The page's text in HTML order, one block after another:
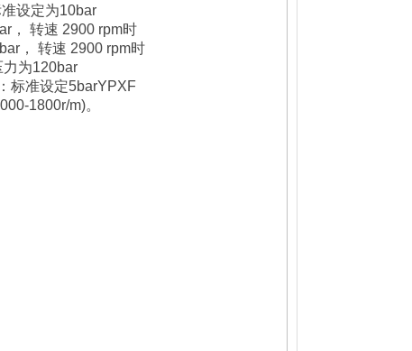
设定为10bar
， 转速 2900 rpm时
， 转速 2900 rpm时
为120bar
标准设定5barYPXF
1800r/m)。